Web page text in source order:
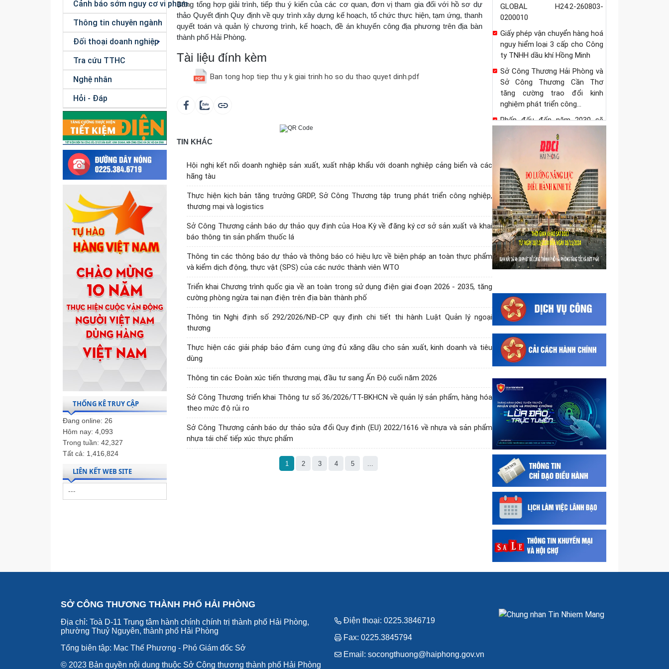
Cảnh báo sớm nguy cơ vi phạm
Thông tin chuyên ngành
Đối thoại doanh nghiệp
Tra cứu TTHC
Nghệ nhân
Hỏi - Đáp
THỐNG KÊ TRUY CẬP
Đang online: 26
Hôm nay: 4,093
Trong tuần: 42,327
Tất cả: 1,416,824
LIÊN KẾT WEB SITE
Bảng tổng hợp giải trình, tiếp thu ý kiến của các cơ quan, đơn vị tham gia đối với hồ sơ dự
thảo Quyết định Quy định về quy trình xây dựng kế hoạch, tổ chức thực hiện, tạm ứng, thanh
quyết toán và quản lý chương trình, kế hoạch, đề án khuyến công địa phương trên địa bàn
thành phố Hải Phòng.
Tài liệu đính kèm
Ban tong hop tiep thu y k giai trinh ho so du thao quyet dinh.pdf
TIN KHÁC
Hội nghị kết nối doanh nghiệp sản xuất, xuất nhập khẩu với doanh nghiệp cảng biển và các
hãng tàu
Thực hiện kịch bản tăng trưởng GRDP, Sở Công Thương tập trung phát triển công nghiệp,
thương mại và logistics
Sở Công Thương cảnh báo dự thảo quy định của Hoa Kỳ về đăng ký cơ sở sản xuất và khai
báo thông tin sản phẩm thuốc lá
Thông tin các thông báo dự thảo và thông báo có hiệu lực về biện pháp an toàn thực phẩm
và kiểm dịch động, thực vật (SPS) của các nước thành viên WTO
Triển khai Chương trình quốc gia về an toàn trong sử dụng điện giai đoạn 2026 - 2035, tăng
cường phòng ngừa tai nạn điện trên địa bàn thành phố
Thông tin Nghị định số 292/2026/NĐ-CP quy định chi tiết thi hành Luật Quản lý ngoại
thương
Thực hiện các giải pháp bảo đảm cung ứng đủ xăng dầu cho sản xuất, kinh doanh và tiêu
dùng
Thông tin các Đoàn xúc tiến thương mại, đầu tư sang Ấn Độ cuối năm 2026
Sở Công Thương triển khai Thông tư số 36/2026/TT-BKHCN về quản lý sản phẩm, hàng hóa
theo mức độ rủi ro
Sở Công Thương cảnh báo dự thảo sửa đổi Quy định (EU) 2022/1616 về nhựa và sản phẩm
nhựa tái chế tiếp xúc thực phẩm
1 2 3 4 5
GLOBAL H24.2-260803-
0200010
Giấy phép vận chuyển hàng hoá
nguy hiểm loại 3 cấp cho Công
ty TNHH dầu khí Hồng Minh
Sở Công Thương Hải Phòng và
Sở Công Thương Cần Thơ
tăng cường trao đổi kinh
nghiệm phát triển công...
Phấn đấu đến năm 2030 sẽ
lập hồ sơ quản lý cho 100% các
chợ trên địa...
Sở Công Thương cảnh báo dự
thảo quy định của Hoa Kỳ về
đăng ký cơ sở sản xuất và khai
báo thông tin...
Quyết định ủy quyền cho Giám
đốc Sở Công Thương thực
hiện nhiệm vụ tiếp nhận, xử lý
thủ tục hành...
Quyết định ủy quyền cho Giám
thẩm quyền của Uỷ...
Quyết định phân cấp thực hiện
một số nhiệm vụ quản lý nhà
nước trong lĩnh vực kinh doanh
theo...
Triển khai Chương trình hỗ trợ
năng lực cạnh tranh của doanh
Thông tin các thông báo dự
thảo và thông báo có hiệu lực
về biện pháp an toàn thực
phẩm và kiểm...
Triển khai Chương trình quốc
gia về an toàn trong sử dụng
điện giai đoạn 2026 - 2035,
tăng cường...
Thông tin Nghị định số
292/2026/NĐ-CP quy định chi
tiết thi hành Luật Quản lý ngoại
thương
đốc Sở Công Thương thực
Thực hiện các giải pháp bảo
đảm cung ứng đủ xăng dầu
SỞ CÔNG THƯƠNG THÀNH PHỐ HẢI PHÒNG
Địa chỉ: Toà D-11 Trung tâm hành chính chính trị thành phố Hải Phòng,
phường Thuỷ Nguyên, thành phố Hải Phòng
Tổng biên tập: Mạc Thế Phương - Phó Giám đốc Sở
© 2023 Bản quyền nội dung thuộc Sở Công thương thành phố Hải Phòng
Điện thoại: 0225.3846719
Fax: 0225.3845794
Email: socongthuong@haiphong.gov.vn